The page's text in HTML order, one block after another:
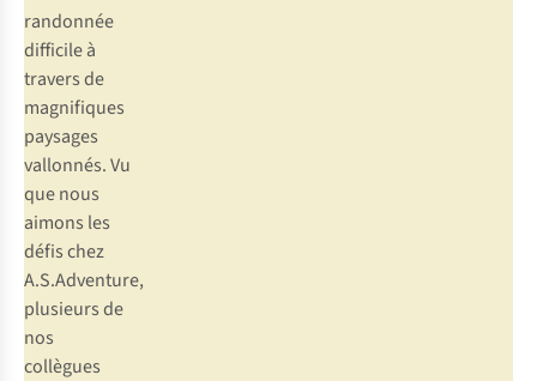
randonnée
difficile à
travers de
magnifiques
paysages
vallonnés. Vu
que nous
aimons les
défis chez
A.S.Adventure,
plusieurs de
nos
collègues